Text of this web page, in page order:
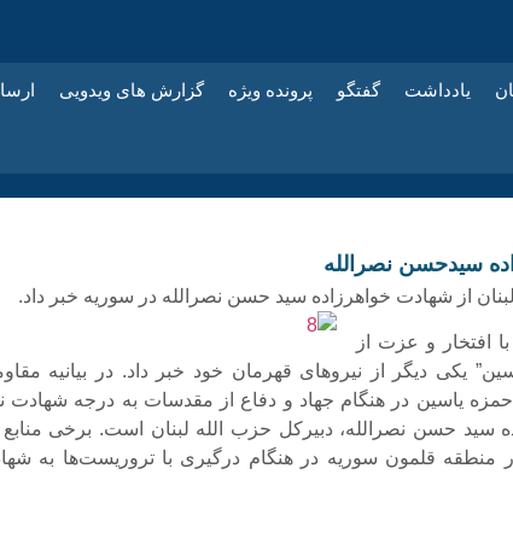
یادداشت گفتگو پرونده ویژه گزارش های ویدویی
سیدحسن نصرالله
از شهادت خواهرزاده سید حسن نصرالله در سوریه خبر داد.
افتخار و عزت از
یکی دیگر از نیروهای قهرمان خود خبر داد. در بیانیه
یاسین در هنگام جهاد و دفاع از مقدسات به درجه شهادت
سید حسن نصرالله، دبیرکل حزب الله لبنان است. برخی منابع
منطقه قلمون سوریه در هنگام درگیری‌ با تروریست‌ها به